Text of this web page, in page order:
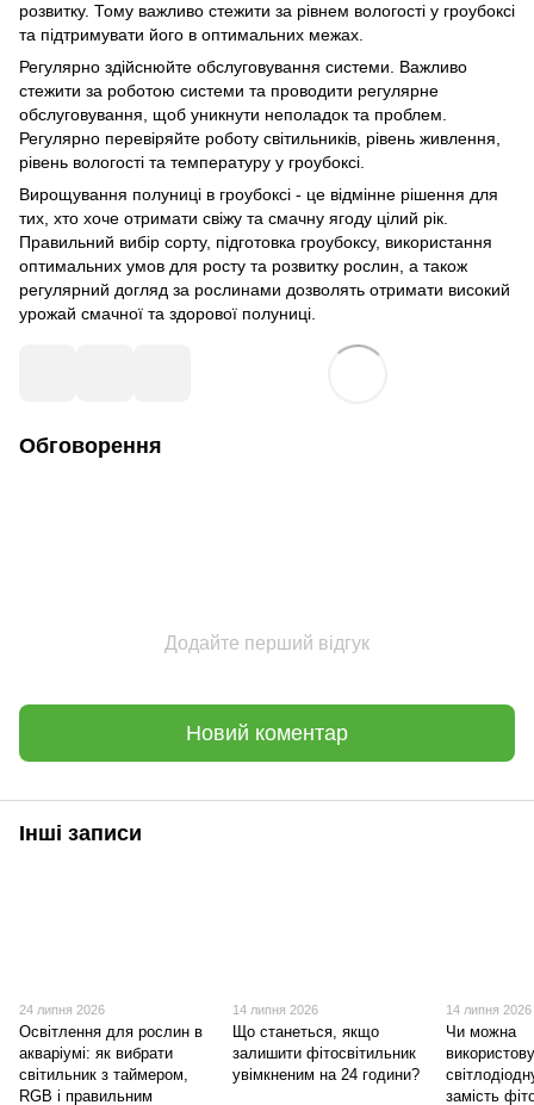
розвитку. Тому важливо стежити за рівнем вологості у гроубоксі
та підтримувати його в оптимальних межах.
Регулярно здійснюйте обслуговування системи. Важливо
стежити за роботою системи та проводити регулярне
обслуговування, щоб уникнути неполадок та проблем.
Регулярно перевіряйте роботу світильників, рівень живлення,
рівень вологості та температуру у гроубоксі.
Вирощування полуниці в гроубоксі - це відмінне рішення для
тих, хто хоче отримати свіжу та смачну ягоду цілий рік.
Правильний вибір сорту, підготовка гроубоксу, використання
оптимальних умов для росту та розвитку рослин, а також
регулярний догляд за рослинами дозволять отримати високий
урожай смачної та здорової полуниці.
Обговорення
Додайте перший відгук
Новий коментар
Інші записи
24 липня 2026
Освітлення для рослин в
акваріумі: як вибрати
світильник з таймером,
RGB і правильним
14 липня 2026
Що станеться, якщо
залишити фітосвітильник
увімкненим на 24 години?
14 липня 2026
Чи можна
замість